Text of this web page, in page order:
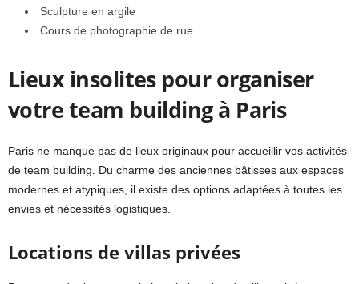
Sculpture en argile
Cours de photographie de rue
Lieux insolites pour organiser
votre team building à Paris
Paris ne manque pas de lieux originaux pour accueillir vos activités
de team building. Du charme des anciennes bâtisses aux espaces
modernes et atypiques, il existe des options adaptées à toutes les
envies et nécessités logistiques.
Locations de villas privées